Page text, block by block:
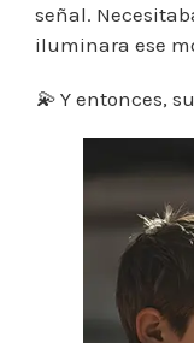
señal.
iluminara ese
💫 Y entonces,